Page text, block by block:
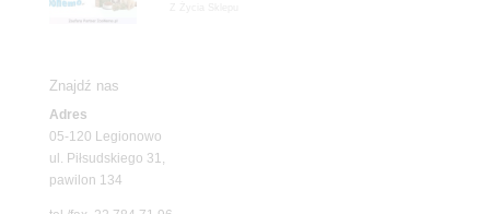
Znajdź nas
Adres
05-120 Legionowo
ul. Piłsudskiego 31,
pawilon 134